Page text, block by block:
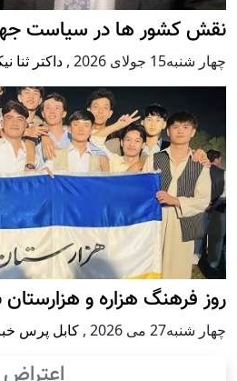
نقش کشور ها در سیاست
چهار شنبه15 جولای 2026 , داکتر ثنا
روز فرهنگ هزاره و
چهار شنبه27 می 2026 , کابل پرس